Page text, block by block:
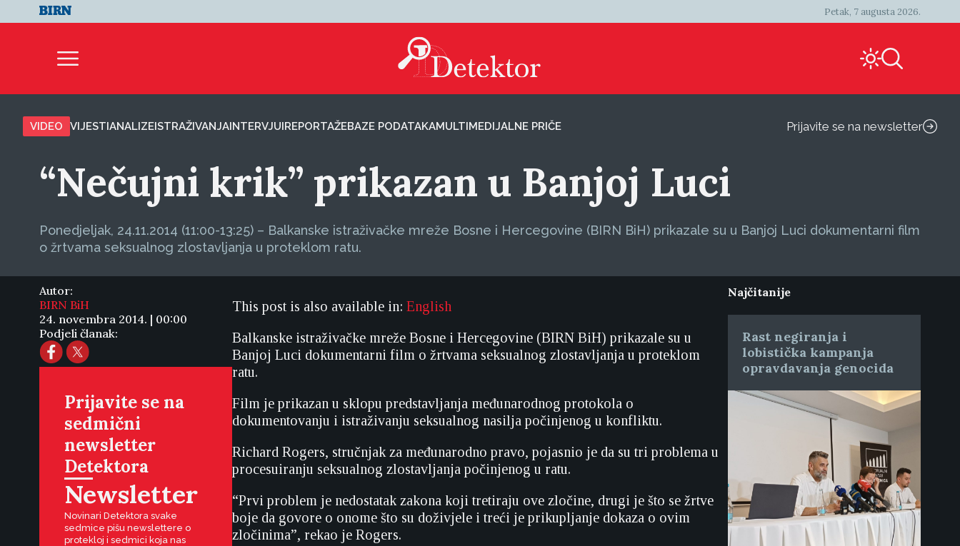
Petak, 7 augusta 2026.
VIDEO VIJESTIANALIZEISTRAŽIVANJAINTERVJUIREPORTAŽEBAZE PODATAKAMULTIMEDIJALNE PRIČE Prijavite se na newsletter
“Nečujni krik” prikazan u Banjoj Luci
Ponedjeljak, 24.11.2014 (11:00-13:25) – Balkanske istraživačke mreže Bosne i Hercegovine (BIRN BiH) prikazale su u Banjoj Luci dokumentarni film
o žrtvama seksualnog zlostavljanja u proteklom ratu.
Autor:
BIRN BiH
24. novembra 2014. | 00:00
Podjeli članak:
Prijavite se na
sedmični
newsletter
Detektora
Newsletter
Novinari Detektora svake
sedmice pišu newslettere o
protekloj i sedmici koja nas
This post is also available in: English
Balkanske istraživačke mreže Bosne i Hercegovine (BIRN BiH) prikazale su u
Banjoj Luci dokumentarni film o žrtvama seksualnog zlostavljanja u proteklom
ratu.
Film je prikazan u sklopu predstavljanja međunarodnog protokola o
dokumentovanju i istraživanju seksualnog nasilja počinjenog u konfliktu.
Richard Rogers, stručnjak za međunarodno pravo, pojasnio je da su tri problema u
procesuiranju seksualnog zlostavljanja počinjenog u ratu.
“Prvi problem je nedostatak zakona koji tretiraju ove zločine, drugi je što se žrtve
boje da govore o onome što su doživjele i treći je prikupljanje dokaza o ovim
zločinima”, rekao je Rogers.
Najčitanije
Rast negiranja i
lobistička kampanja
opravdavanja genocida